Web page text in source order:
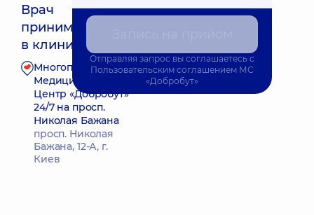
Врач
принимает
в клинике
Многопрофильный
Медицинский
Центр «Добробут»
24/7 на просп.
Николая Бажана
просп. Николая
Бажана, 12-А, г.
Киев
Запись к врачу
Отправляя запрос вы соглашаетесь с
Пользовательским соглашением МС
«Добробут»